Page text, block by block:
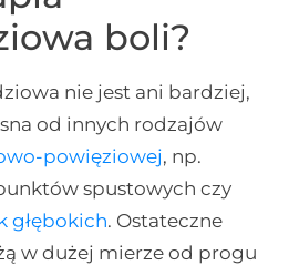
boli?
nie jest ani bardziej,
od innych rodzajów
powięziowej, np.
spustowych czy
głębokich. Ostateczne
w dużej mierze od progu